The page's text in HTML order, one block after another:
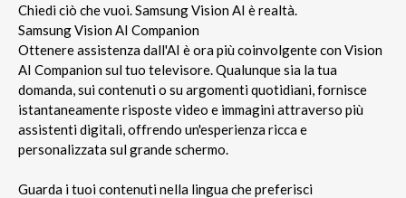
Chiedi ciò che vuoi. Samsung Vision AI è realtà.
Samsung Vision AI Companion
Ottenere assistenza dall'AI è ora più coinvolgente con Vision
AI Companion sul tuo televisore. Qualunque sia la tua
domanda, sui contenuti o su argomenti quotidiani, fornisce
istantaneamente risposte video e immagini attraverso più
assistenti digitali, offrendo un'esperienza ricca e
personalizzata sul grande schermo.
Guarda i tuoi contenuti nella lingua che preferisci